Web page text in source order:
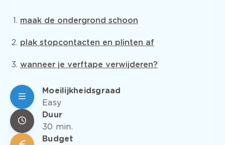
maak de ondergrond schoon
plak stopcontacten en plinten af
wanneer je verftape verwijderen?
Moeilijkheidsgraad
Easy
Duur
30 min.
Budget